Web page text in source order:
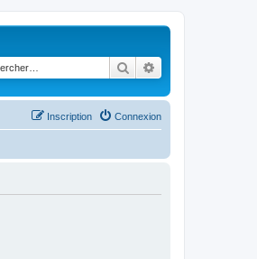
Rechercher
Connexion
Inscription